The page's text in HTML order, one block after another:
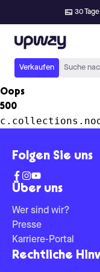
30
Upway
Verkaufen Suche
Oops
500
Über uns
Wer sind wir?
Presse
Karriere-Portal
Rechtliche
Folgen Sie uns